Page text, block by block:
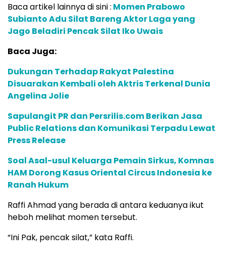
Baca artikel lainnya di sini : Momen Prabowo
Subianto Adu Silat Bareng Aktor Laga yang
Jago Beladiri Pencak Silat Iko Uwais
Baca Juga:
Dukungan Terhadap Rakyat Palestina
Disuarakan Kembali oleh Aktris Terkenal Dunia
Angelina Jolie
Sapulangit PR dan Persrilis.com Berikan Jasa
Public Relations dan Komunikasi Terpadu Lewat
Press Release
Soal Asal-usul Keluarga Pemain Sirkus, Komnas
HAM Dorong Kasus Oriental Circus Indonesia ke
Ranah Hukum
Raffi Ahmad yang berada di antara keduanya ikut
heboh melihat momen tersebut.
“Ini Pak, pencak silat,” kata Raffi.